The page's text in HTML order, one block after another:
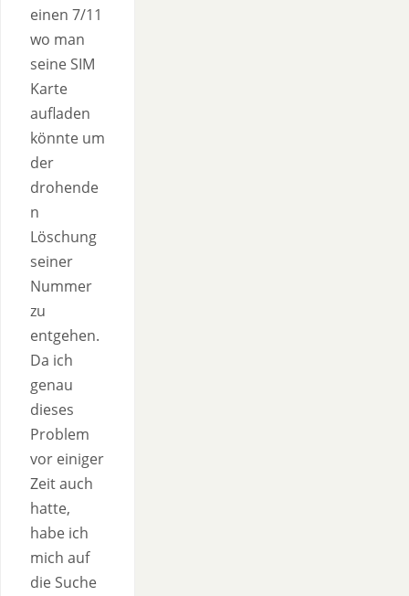
einen 7/11
wo man
seine SIM
Karte
aufladen
könnte um
der
drohende
n
Löschung
seiner
Nummer
zu
entgehen.
Da ich
genau
dieses
Problem
vor einiger
Zeit auch
hatte,
habe ich
mich auf
die Suche